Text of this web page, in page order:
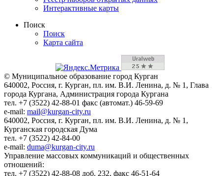
Интерактивные карты
Поиск
Поиск
Карта сайта
© Муниципальное образование город Курган
640002, Россия, г. Курган, пл. им. В.И. Ленина, д. № 1, Глава
города Кургана, Администрация города Кургана
тел. +7 (3522) 42-88-01 факс (автомат.) 46-59-69
e-mail: mail@kurgan-city.ru
640002, Россия, г. Курган, пл. им. В.И. Ленина, д. № 1,
Курганская городская Дума
тел. +7 (3522) 42-84-00
e-mail: duma@kurgan-city.ru
Управление массовых коммуникаций и общественных
отношений:
тел. +7 (3522) 42-88-08 доб. 232, факс 46-51-64